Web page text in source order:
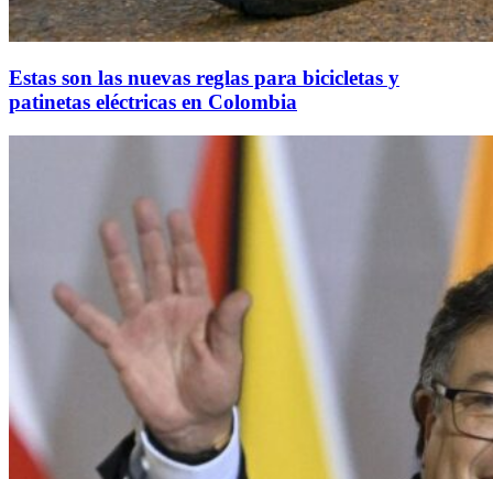
Estas son las nuevas reglas para bicicletas y
patinetas eléctricas en Colombia